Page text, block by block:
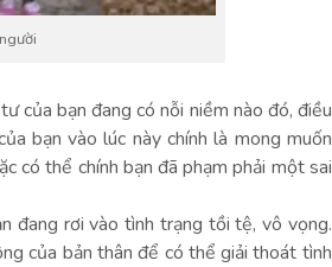
của bạn đang có nỗi niềm nào đó, điều
bạn vào lúc này chính là mong muốn
có thể chính bạn đã phạm phải một sai
đang rơi vào tình trạng tồi tệ, vô vọng.
của bản thân để có thể giải thoát tình